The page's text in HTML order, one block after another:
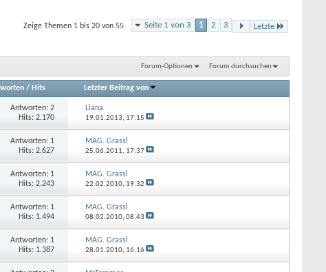
Seite 1 von 3 1 2 3 Letzte
Zeige Themen 1 bis 20 von 55
Forum-Optionen Forum durchsuchen
/ Hits Letzter Beitrag von
Antworten: 2
Hits: 2.170
Liana
19.01.2013, 17:15
Antworten: 1
Hits: 2.627
MAG. Grassl
25.06.2011, 17:37
Antworten: 1
Hits: 2.243
MAG. Grassl
22.02.2010, 19:32
Antworten: 1
Hits: 1.494
MAG. Grassl
08.02.2010, 08:43
Antworten: 1
Hits: 1.387
MAG. Grassl
28.01.2010, 16:16